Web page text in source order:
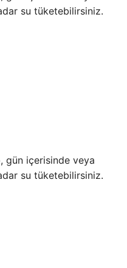
su tüketebilirsiniz.
gün içerisinde veya
su tüketebilirsiniz.